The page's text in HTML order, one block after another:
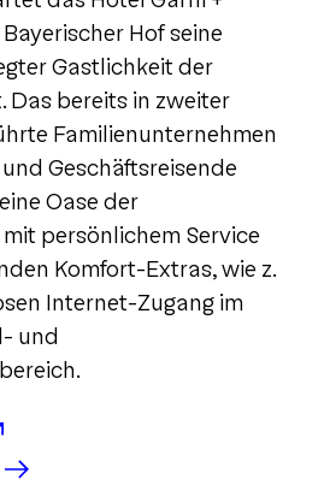
Hof seine
Gastlichkeit der
Das bereits in zweiter
Familienunternehmen
Geschäftsreisende
Oase der
persönlichem Service
Komfort-Extras, wie z.
Internet-Zugang im
und